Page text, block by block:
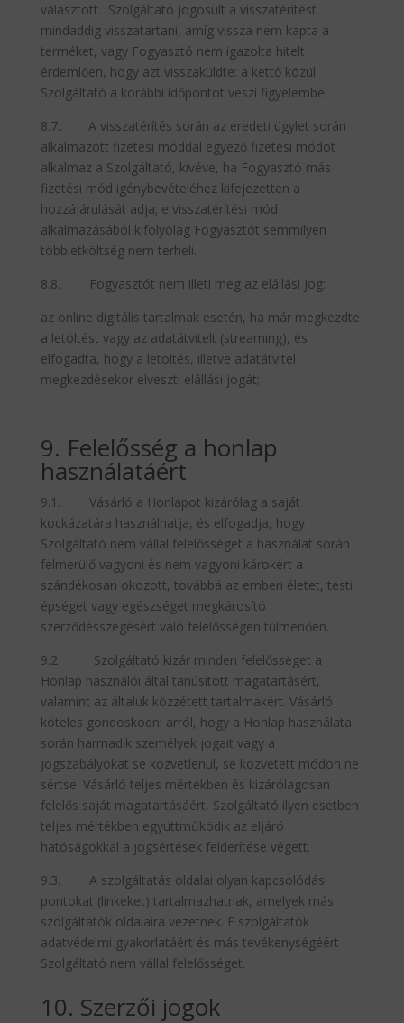
választott. Szolgáltató jogosult a visszatérítést
mindaddig visszatartani, amíg vissza nem kapta a
terméket, vagy Fogyasztó nem igazolta hitelt
érdemlően, hogy azt visszaküldte: a kettő közül
Szolgáltató a korábbi időpontot veszi figyelembe.
8.7.. A visszatérítés során az eredeti ügylet során
alkalmazott fizetési móddal egyező fizetési módot
alkalmaz a Szolgáltató, kivéve, ha Fogyasztó más
fizetési mód igénybevételéhez kifejezetten a
hozzájárulását adja; e visszatérítési mód
alkalmazásából kifolyólag Fogyasztót semmilyen
többletköltség nem terheli.
8.8. Fogyasztót nem illeti meg az elállási jog:
az online digitális tartalmak esetén, ha már megkezdte
a letöltést vagy az adatátvitelt (streaming), és
elfogadta, hogy a letöltés, illetve adatátvitel
megkezdésekor elveszti elállási jogát;
9. Felelősség a honlap
használatáért
9.1. Vásárló a Honlapot kizárólag a saját
kockázatára használhatja, és elfogadja, hogy
Szolgáltató nem vállal felelősséget a használat során
felmerülő vagyoni és nem vagyoni károkért a
szándékosan okozott, továbbá az emberi életet, testi
épséget vagy egészséget megkárosító
szerződésszegésért való felelősségen túlmenően.
9.2 Szolgáltató kizár minden felelősséget a
Honlap használói által tanúsított magatartásért,
valamint az általuk közzétett tartalmakért. Vásárló
köteles gondoskodni arról, hogy a Honlap használata
során harmadik személyek jogait vagy a
jogszabályokat se közvetlenül, se közvetett módon ne
sértse. Vásárló teljes mértékben és kizárólagosan
felelős saját magatartásáért, Szolgáltató ilyen esetben
teljes mértékben együttműködik az eljáró
hatóságokkal a jogsértések felderítése végett.
9.3. A szolgáltatás oldalai olyan kapcsolódási
pontokat (linkeket) tartalmazhatnak, amelyek más
szolgáltatók oldalaira vezetnek. E szolgáltatók
adatvédelmi gyakorlatáért és más tevékenységéért
Szolgáltató nem vállal felelősséget.
10. Szerzői jogok